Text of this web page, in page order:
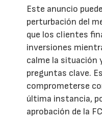
Este anuncio
perturbación del
que los clientes
inversiones
calme la situación
preguntas clave.
comprometerse
última instancia,
aprobación de la